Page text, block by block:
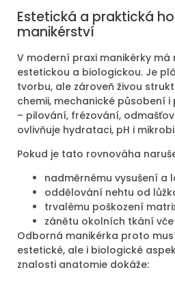
Estetická a praktická
manikérství
V moderní praxi manikérky má
estetickou a biologickou. Je
tvorbu, ale zároveň živou
chemii, mechanické působení
– pilování, frézování,
ovlivňuje hydrataci, pH i
Pokud je tato rovnováha
nadměrnému vysušení a
oddělování nehtu od
trvalému poškození
zánětu okolních tkání
Odborná manikérka proto
estetické, ale i biologické
znalosti anatomie dokáže: